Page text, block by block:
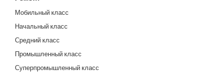
Мобильный класс
Начальный класс
Средний класс
Промышленный класс
Суперпромышленный класс